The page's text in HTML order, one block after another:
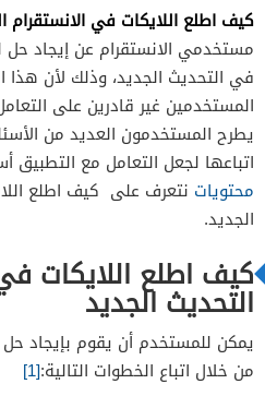
كيف اطلع اللايكات في الانستقرام
مستخدمي الانستقرام عن إيجاد
في التحديث الجديد، وذلك لأن
المستخدمين غير قادرين على
يطرح المستخدمون العديد من
اتباعها لجعل التعامل مع التطبيق
محتويات نتعرف على كيف اطلع
الجديد.
كيف اطلع اللايكات
التحديث الجديد
يمكن للمستخدم أن يقوم بإيجاد
من خلال اتباع الخطوات التالية:[1]